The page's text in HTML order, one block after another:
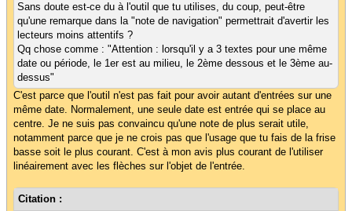
Sans doute est-ce du à l'outil que tu utilises, du coup, peut-être
qu'une remarque dans la "note de navigation" permettrait d'avertir les
lecteurs moins attentifs ?
Qq chose comme : "Attention : lorsqu'il y a 3 textes pour une même
date ou période, le 1er est au milieu, le 2ème dessous et le 3ème au-
dessus"
C'est parce que l'outil n'est pas fait pour avoir autant d'entrées sur une
même date. Normalement, une seule date est entrée qui se place au
centre. Je ne suis pas convaincu qu'une note de plus serait utile,
notamment parce que je ne crois pas que l'usage que tu fais de la frise
basse soit le plus courant. C'est à mon avis plus courant de l'utiliser
linéairement avec les flèches sur l'objet de l'entrée.
Citation :